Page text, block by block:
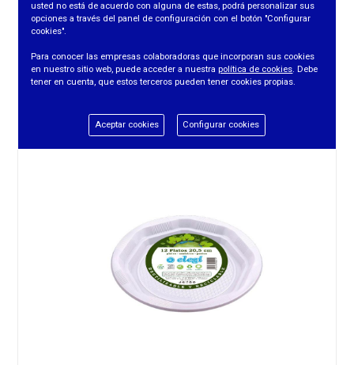
usted no está de acuerdo con alguna de estas, podrá personalizar sus
opciones a través del panel de configuración con el botón "Configurar
cookies".
Para conocer las empresas colaboradoras que incorporan sus cookies
en nuestro sitio web, puede acceder a nuestra política de cookies. Debe
tener en cuenta, que estos terceros pueden tener cookies propias.
Aceptar cookies Configurar cookies